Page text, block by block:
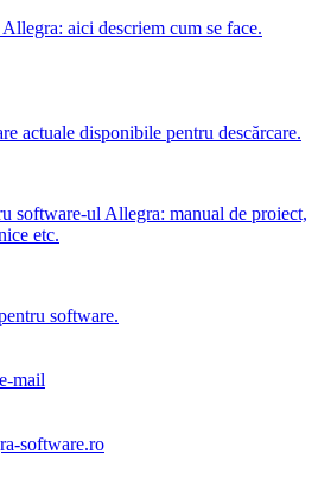
aici descriem cum se face.
actuale disponibile pentru descărcare.
software-ul Allegra: manual de proiect,
etc.
software.
mail
software.ro